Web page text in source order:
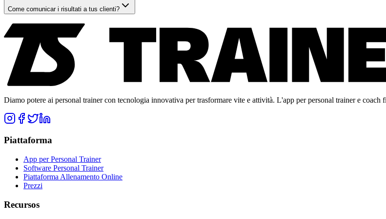
Come comunicar i risultati a tus clienti?
Diamo potere ai personal trainer con tecnologia innovativa per trasformare vite e attività. L'app per personal trainer e
Piattaforma
App per Personal Trainer
Software Personal Trainer
Piattaforma Allenamento Online
Prezzi
Recursos